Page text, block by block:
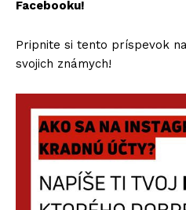
Facebooku!
Pripnite si tento príspevok
svojich známych!